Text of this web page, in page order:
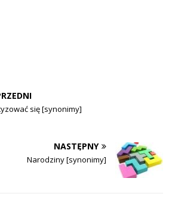
się [synonimy]
NASTĘPNY
Narodziny [synonimy]